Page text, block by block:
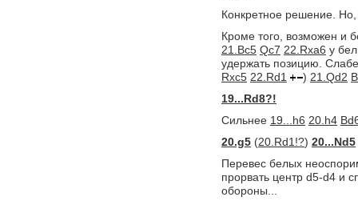
Конкретное решение.
Кроме того, возможен и
21.Bc5 Qc7 22.Rxa6 у
удержать позицию.
Rxc5 22.Rd1 ) 21.Qd2
19...Rd8?!
Сильнее 19...h6 20.h4
20.g5 (20.Rd1!?) 20...Nd5
Перевес белых
прорвать центр d5-d4 и
обороны...